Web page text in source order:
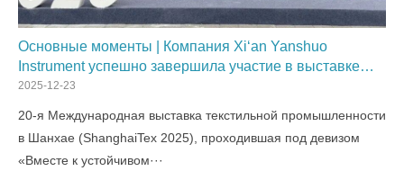
Основные моменты | Компания Xi‘an Yanshuo
Instrument успешно завершила участие в выставке
ShanghaiTex 2025!
2025-12-23
20-я Международная выставка текстильной промышленности
в Шанхае (ShanghaiTex 2025), проходившая под девизом
«Вместе к устойчивом···